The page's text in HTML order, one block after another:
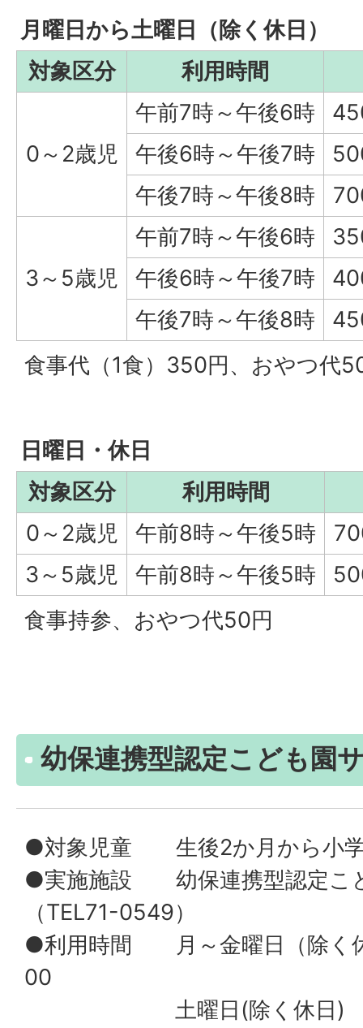
月曜日から土曜日（除く休日）
対象区分
利用時間
0～2歳児
午前7時～午後6時
午後6時～午後7時
午後7時～午後8時
3～5歳児
午前7時～午後6時
午後6時～午後7時
午後7時～午後8時
食事代（1食）350円、おやつ代
日曜日・休日
対象区分
利用時間
0～2歳児
午前8時～午後5時
3～5歳児
午前8時～午後5時
食事持参、おやつ代50円
幼保連携型認定こども園
●対象児童 生後2か月から小学
●実施施設 幼保連携型認定こ
（TEL71-0549）
●利用時間 月～金曜日（除く
00
土曜日(除く休日)